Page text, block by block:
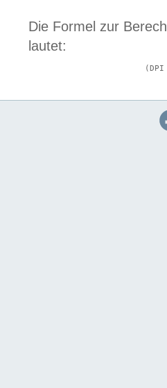
Die Formel zur
lautet: